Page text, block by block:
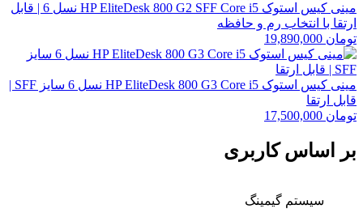
مینی کیس استوک HP EliteDesk 800 G2 SFF Core i5 نسل 6 | قابل
ارتقا با انتخاب رم و حافظه
تومان
مینی کیس استوک HP EliteDesk 800 G3 Core i5 نسل 6 سایز SFF |
قابل ارتقا
تومان
بر اساس کاربری
سیستم گیمینگ